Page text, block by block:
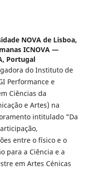
NOVA de Lisboa,
ICNOVA —
Portugal
do Instituto de
Performance e
Ciências da
e Artes) na
intitulado "Da
entre o físico e o
para a Ciência e a
em Artes Cénicas